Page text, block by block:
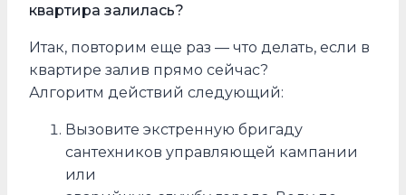
квартира залилась?
Итак, повторим еще раз — что делать, если в
квартире залив прямо сейчас?
Алгоритм действий следующий:
Вызовите экстренную бригаду
сантехников управляющей кампании
или